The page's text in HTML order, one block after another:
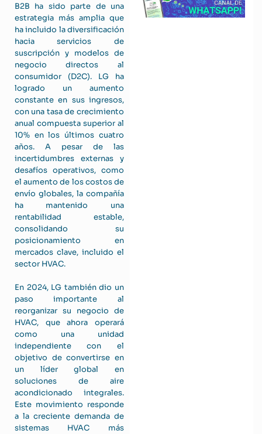
B2B ha sido parte de una
estrategia más amplia que
ha incluido la diversificación
hacia servicios de
suscripción y modelos de
negocio directos al
consumidor (D2C). LG ha
logrado un aumento
constante en sus ingresos,
con una tasa de crecimiento
anual compuesta superior al
10% en los últimos cuatro
años. A pesar de las
incertidumbres externas y
desafíos operativos, como
el aumento de los costos de
envío globales, la compañía
ha mantenido una
rentabilidad estable,
consolidando su
posicionamiento en
mercados clave, incluido el
sector HVAC.
En 2024, LG también dio un
paso importante al
reorganizar su negocio de
HVAC, que ahora operará
como una unidad
independiente con el
objetivo de convertirse en
un líder global en
soluciones de aire
acondicionado integrales.
Este movimiento responde
a la creciente demanda de
sistemas HVAC más